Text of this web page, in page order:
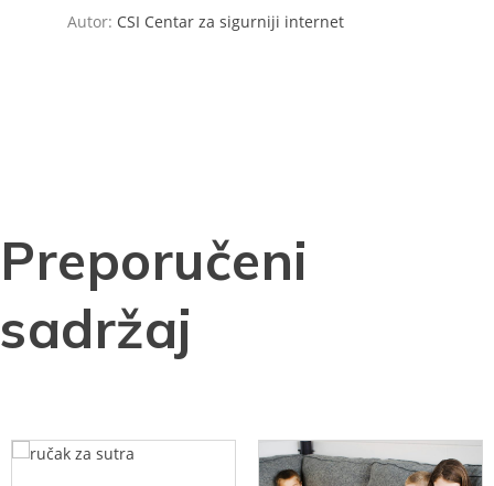
Autor: CSI Centar za sigurniji internet
Preporučeni
sadržaj